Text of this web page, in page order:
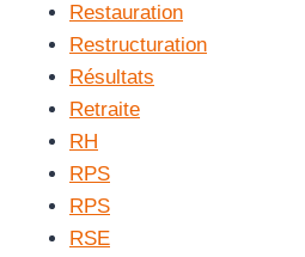
Restauration
Restructuration
Résultats
Retraite
RH
RPS
RPS
RSE